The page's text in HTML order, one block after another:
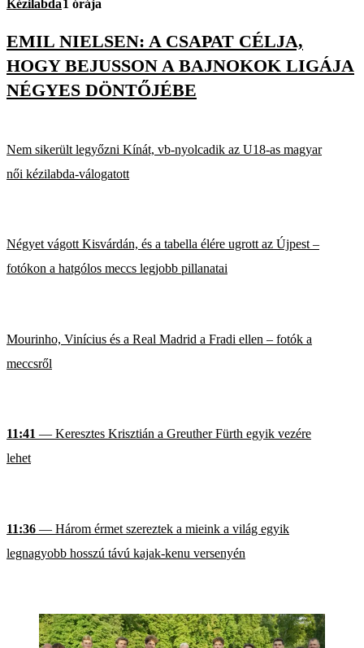
Kézilabda1 órája
EMIL NIELSEN: A CSAPAT CÉLJA,
HOGY BEJUSSON A BAJNOKOK LIGÁJA
NÉGYES DÖNTŐJÉBE
Nem sikerült legyőzni Kínát, vb-nyolcadik az U18-as magyar
női kézilabda-válogatott
Négyet vágott Kisvárdán, és a tabella élére ugrott az Újpest –
fotókon a hatgólos meccs legjobb pillanatai
Mourinho, Vinícius és a Real Madrid a Fradi ellen – fotók a
meccsről
11:41 — Keresztes Krisztián a Greuther Fürth egyik vezére
lehet
11:36 — Három érmet szereztek a mieink a világ egyik
legnagyobb hosszú távú kajak-kenu versenyén